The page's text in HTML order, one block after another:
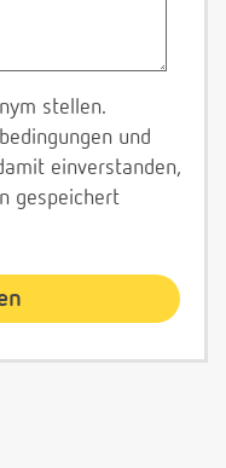
stellen.
und
einverstanden,
gespeichert